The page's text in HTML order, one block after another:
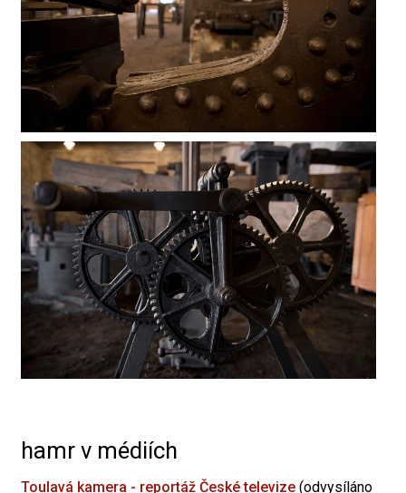
hamr v médiích
Toulavá kamera - reportáž České televize (odvysíláno